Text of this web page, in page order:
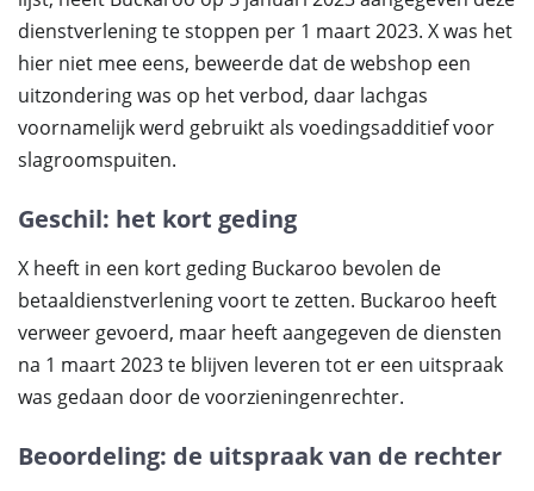
dienstverlening te stoppen per 1 maart 2023. X was het
hier niet mee eens, beweerde dat de webshop een
uitzondering was op het verbod, daar lachgas
voornamelijk werd gebruikt als voedingsadditief voor
slagroomspuiten.
Geschil: het kort geding
X heeft in een kort geding Buckaroo bevolen de
betaaldienstverlening voort te zetten. Buckaroo heeft
verweer gevoerd, maar heeft aangegeven de diensten
na 1 maart 2023 te blijven leveren tot er een uitspraak
was gedaan door de voorzieningenrechter.
Beoordeling: de uitspraak van de rechter